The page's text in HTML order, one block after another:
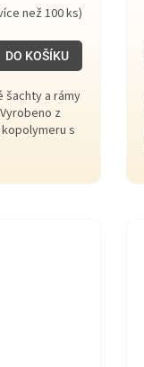
než 100 ks)
DO KOŠÍKU
šachty a rámy
z
s